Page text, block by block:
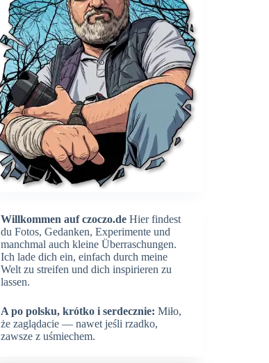
Willkommen auf czoczo.de Hier findest
du Fotos, Gedanken, Experimente und
manchmal auch kleine Überraschungen.
Ich lade dich ein, einfach durch meine
Welt zu streifen und dich inspirieren zu
lassen.
A po polsku, krótko i serdecznie: Miło,
że zaglądacie — nawet jeśli rzadko,
zawsze z uśmiechem.